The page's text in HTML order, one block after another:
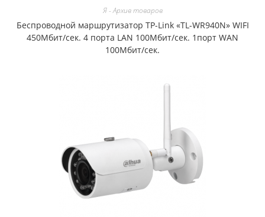
Я - Архив товаров
Беспроводной маршрутизатор TP-Link «TL-WR940N» WIFI
450Мбит/сек. 4 порта LAN 100Мбит/сек. 1порт WAN
100Мбит/сек.